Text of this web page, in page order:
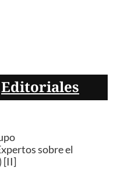
Editoriales
sobre el
[II]